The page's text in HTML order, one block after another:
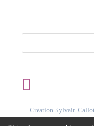

Création Sylvain Callot